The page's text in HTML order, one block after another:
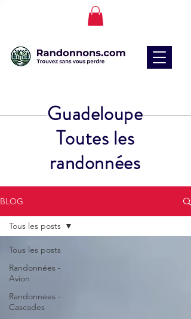
Guadeloupe
Toutes les
randonnées
BLOG
Tous les posts
Randonnées -
Avion
Randonnées -
Cascades
Tous les posts